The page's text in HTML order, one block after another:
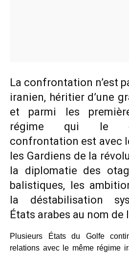
La confrontation n’est
iranien, héritier d’une
et parmi les
régime qui le
confrontation est avec
les Gardiens de la
la diplomatie des
balistiques, les
la déstabilisation
États arabes au nom de
Plusieurs États du Golfe
relations avec le même régime